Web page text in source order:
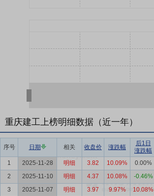
重庆建工上榜明细数据（近一年）
序号 日期 相关 收盘价 涨跌幅
后1日
涨跌幅
1
2025-11-28 明细 3.82 10.09% 0.00%
2
2025-11-10 明细 4.37 10.08% -0.46%
3
2025-11-07 明细 3.97 9.97% 10.08%